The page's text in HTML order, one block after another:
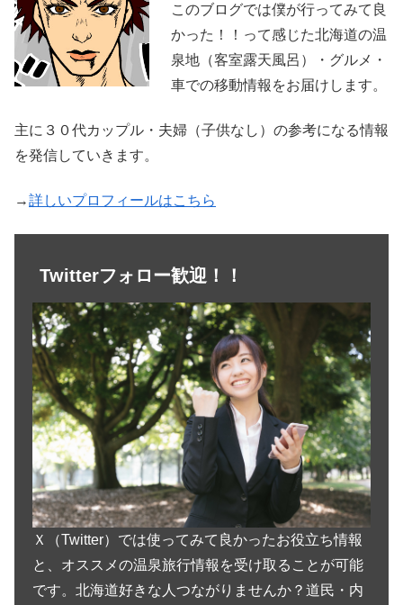
このブログでは僕が行ってみて良
かった！！って感じた北海道の温
泉地（客室露天風呂）・グルメ・
車での移動情報をお届けします。
主に３０代カップル・夫婦（子供なし）の参考になる情報
を発信していきます。
→詳しいプロフィールはこちら
Twitterフォロー歓迎！！
Ｘ（Twitter）では使ってみて良かったお役立ち情報
と、オススメの温泉旅行情報を受け取ることが可能
です。北海道好きな人つながりませんか？道民・内